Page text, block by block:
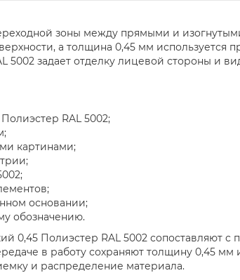
зоны между прямыми и
а толщина 0,45 мм
5002 задает отделку лицевой стороны и
RAL 5002;
картинами;
основании;
обозначению.
0,45 Полиэстер RAL 5002 сопоставляют
в работу сохраняют толщину 0,45 мм
и распределение материала.